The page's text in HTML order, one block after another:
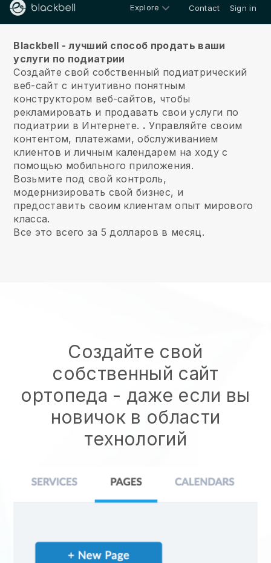
Explore Contact Sign in
Blackbell - лучший способ продать ваши
услуги по подиатрии
Создайте свой собственный подиатрический
веб-сайт с интуитивно понятным
конструктором веб-сайтов, чтобы
рекламировать и продавать свои услуги по
подиатрии в Интернете. . Управляйте своим
контентом, платежами, обслуживанием
клиентов и личным календарем на ходу с
помощью мобильного приложения.
Возьмите под свой контроль,
модернизировать свой бизнес, и
предоставить своим клиентам опыт мирового
класса.
Все это всего за 5 долларов в месяц.
Создайте свой
собственный сайт
ортопеда - даже если вы
новичок в области
технологий